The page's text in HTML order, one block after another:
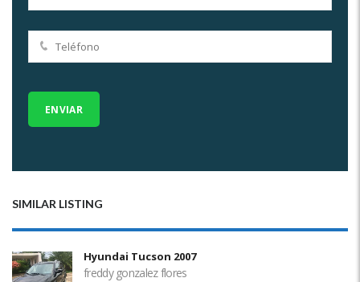
SIMILAR LISTING
Hyundai Tucson 2007
freddy gonzalez flores